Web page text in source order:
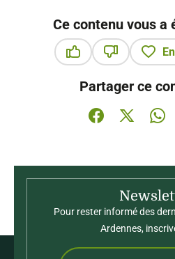
Ce contenu vous a
Partager ce
Partager sur
Partager
Pour rester informé des
Ardennes,